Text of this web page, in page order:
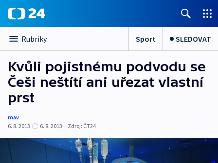
Rubriky Sport SLEDOVAT
Kvůli pojistnému podvodu se
Češi neštítí ani uřezat vlastní
prst
mav
6. 8. 2013
6. 8. 2013 | Zdroj: ČT24